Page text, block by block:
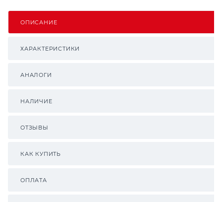
ОПИСАНИЕ
ХАРАКТЕРИСТИКИ
АНАЛОГИ
НАЛИЧИЕ
ОТЗЫВЫ
КАК КУПИТЬ
ОПЛАТА